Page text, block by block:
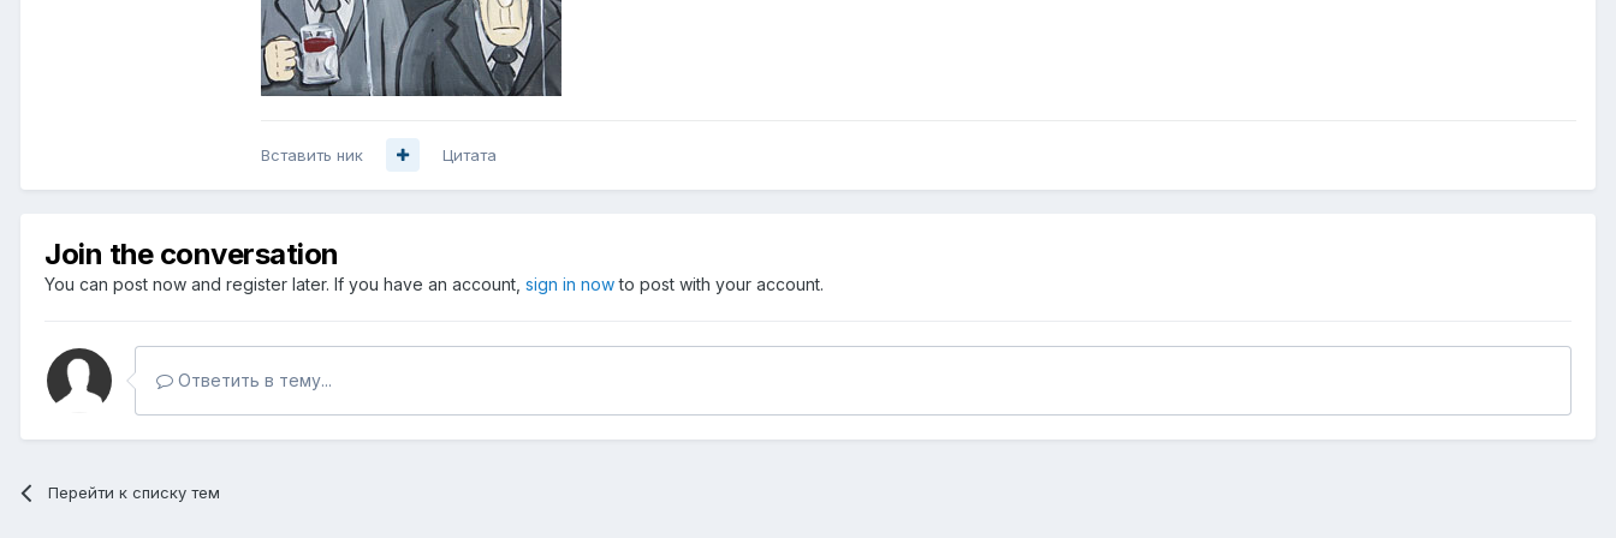
Вставить ник Цитата
Join the conversation
You can post now and register later. If you have an account, sign in nowto post with your account.
Ответить в тему...
Перейти к списку тем